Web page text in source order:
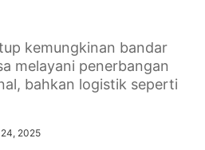
kemungkinan bandar
melayani penerbangan
bahkan logistik seperti
2025